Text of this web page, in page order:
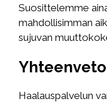
Suosittelemme
mahdollisimman
sujuvan
Yhteenveto
Haalauspalvelun